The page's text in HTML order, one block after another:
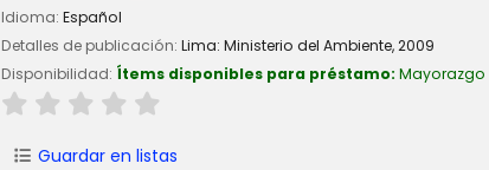
Idioma: Español
Detalles de publicación: Lima: Ministerio del Ambiente,2009
Disponibilidad: Ítems disponibles para préstamo: Mayorazgo
Guardar en listas